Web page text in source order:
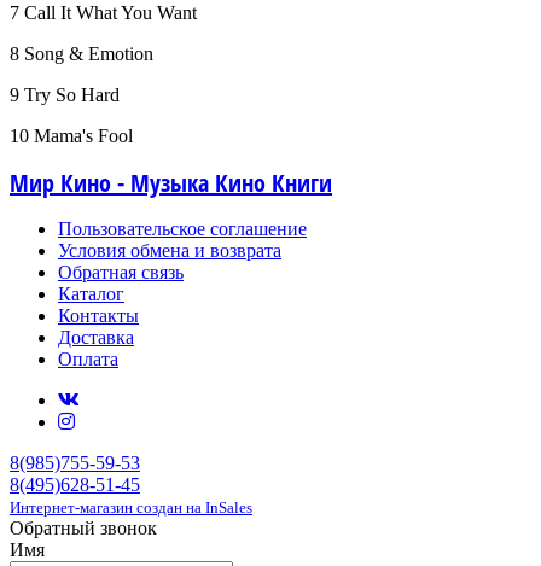
7 Call It What You Want
8 Song & Emotion
9 Try So Hard
10 Mama's Fool
Мир Кино - Музыка Кино Книги
Пользовательское соглашение
Условия обмена и возврата
Обратная связь
Каталог
Контакты
Доставка
Оплата
8(985)755-59-53
8(495)628-51-45
Интернет-магазин создан на InSales
Обратный звонок
Имя